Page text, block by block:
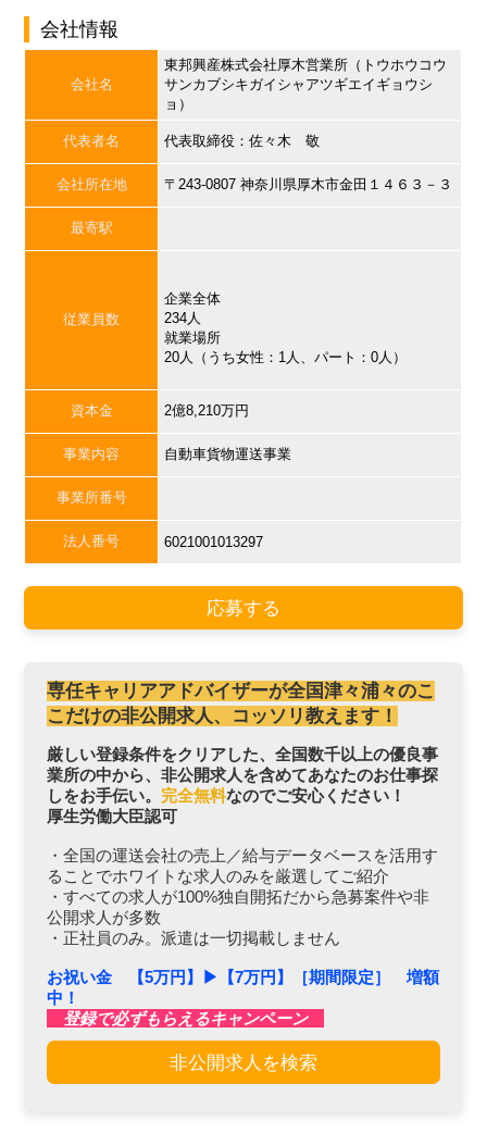
会社情報
会社名
東邦興産株式会社厚木営業所（トウホウコウ
サンカブシキガイシャアツギエイギョウシ
ョ）
代表者名 代表取締役：佐々木 敬
会社所在地 〒243-0807 神奈川県厚木市金田１４６３－３
最寄駅
従業員数
企業全体
234人
就業場所
20人（うち女性：1人、パート：0人）
資本金 2億8,210万円
事業内容 自動車貨物運送事業
事業所番号
法人番号 6021001013297
応募する
専任キャリアアドバイザーが全国津々浦々のこ
こだけの非公開求人、コッソリ教えます！
厳しい登録条件をクリアした、全国数千以上の優良事
業所の中から、非公開求人を含めてあなたのお仕事探
しをお手伝い。 完全無料なのでご安心ください！
厚生労働大臣認可
・全国の運送会社の売上／給与データベースを活用す
ることでホワイトな求人のみを厳選してご紹介
・すべての求人が100%独自開拓だから急募案件や非
公開求人が多数
・正社員のみ。派遣は一切掲載しません
お祝い金 【5万円】▶︎【7万円】［期間限定］ 増額
中！
登録で必ずもらえるキャンペーン
非公開求人を検索